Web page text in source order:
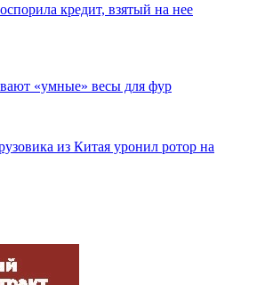
кредит, взятый на нее
«умные» весы для фур
из Китая уронил ротор на